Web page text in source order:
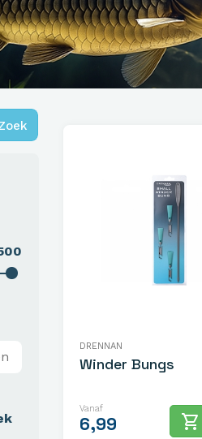
DRENNAN
Winder Bungs
Vanaf
6,99 shopping_cart